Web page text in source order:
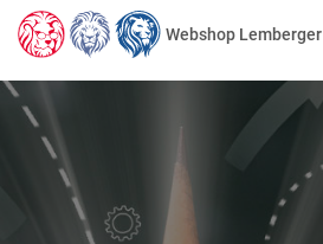
Webshop Lemberger